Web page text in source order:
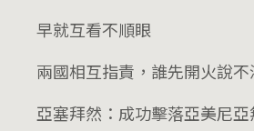
早就互看不順眼
兩國相互指責，誰先開火說不
亞塞拜然：成功擊落亞美尼亞